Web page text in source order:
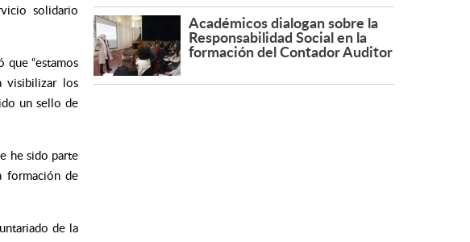
solidario
que “estamos
visibilizar los
un sello de
he sido parte
formación de
de la
Académicos dialogan sobre la
Responsabilidad Social en la
formación del Contador Auditor